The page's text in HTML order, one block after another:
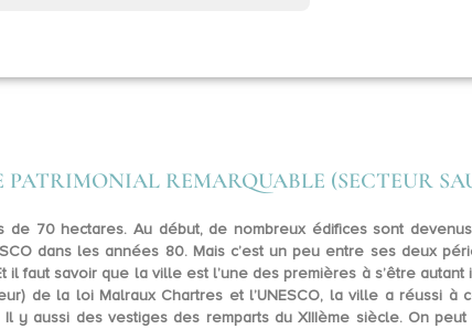
REMARQUABLE (SECTEUR
de 70 hectares. Au début, de nombreux édifices sont
dans les années 80. Mais c’est un peu entre ses deux
il faut savoir que la ville est l’une des premières à s’être
de la loi Malraux Chartres et l’UNESCO, la ville a réussi à
Il y aussi des vestiges des remparts du XIIIème siècle. On peut